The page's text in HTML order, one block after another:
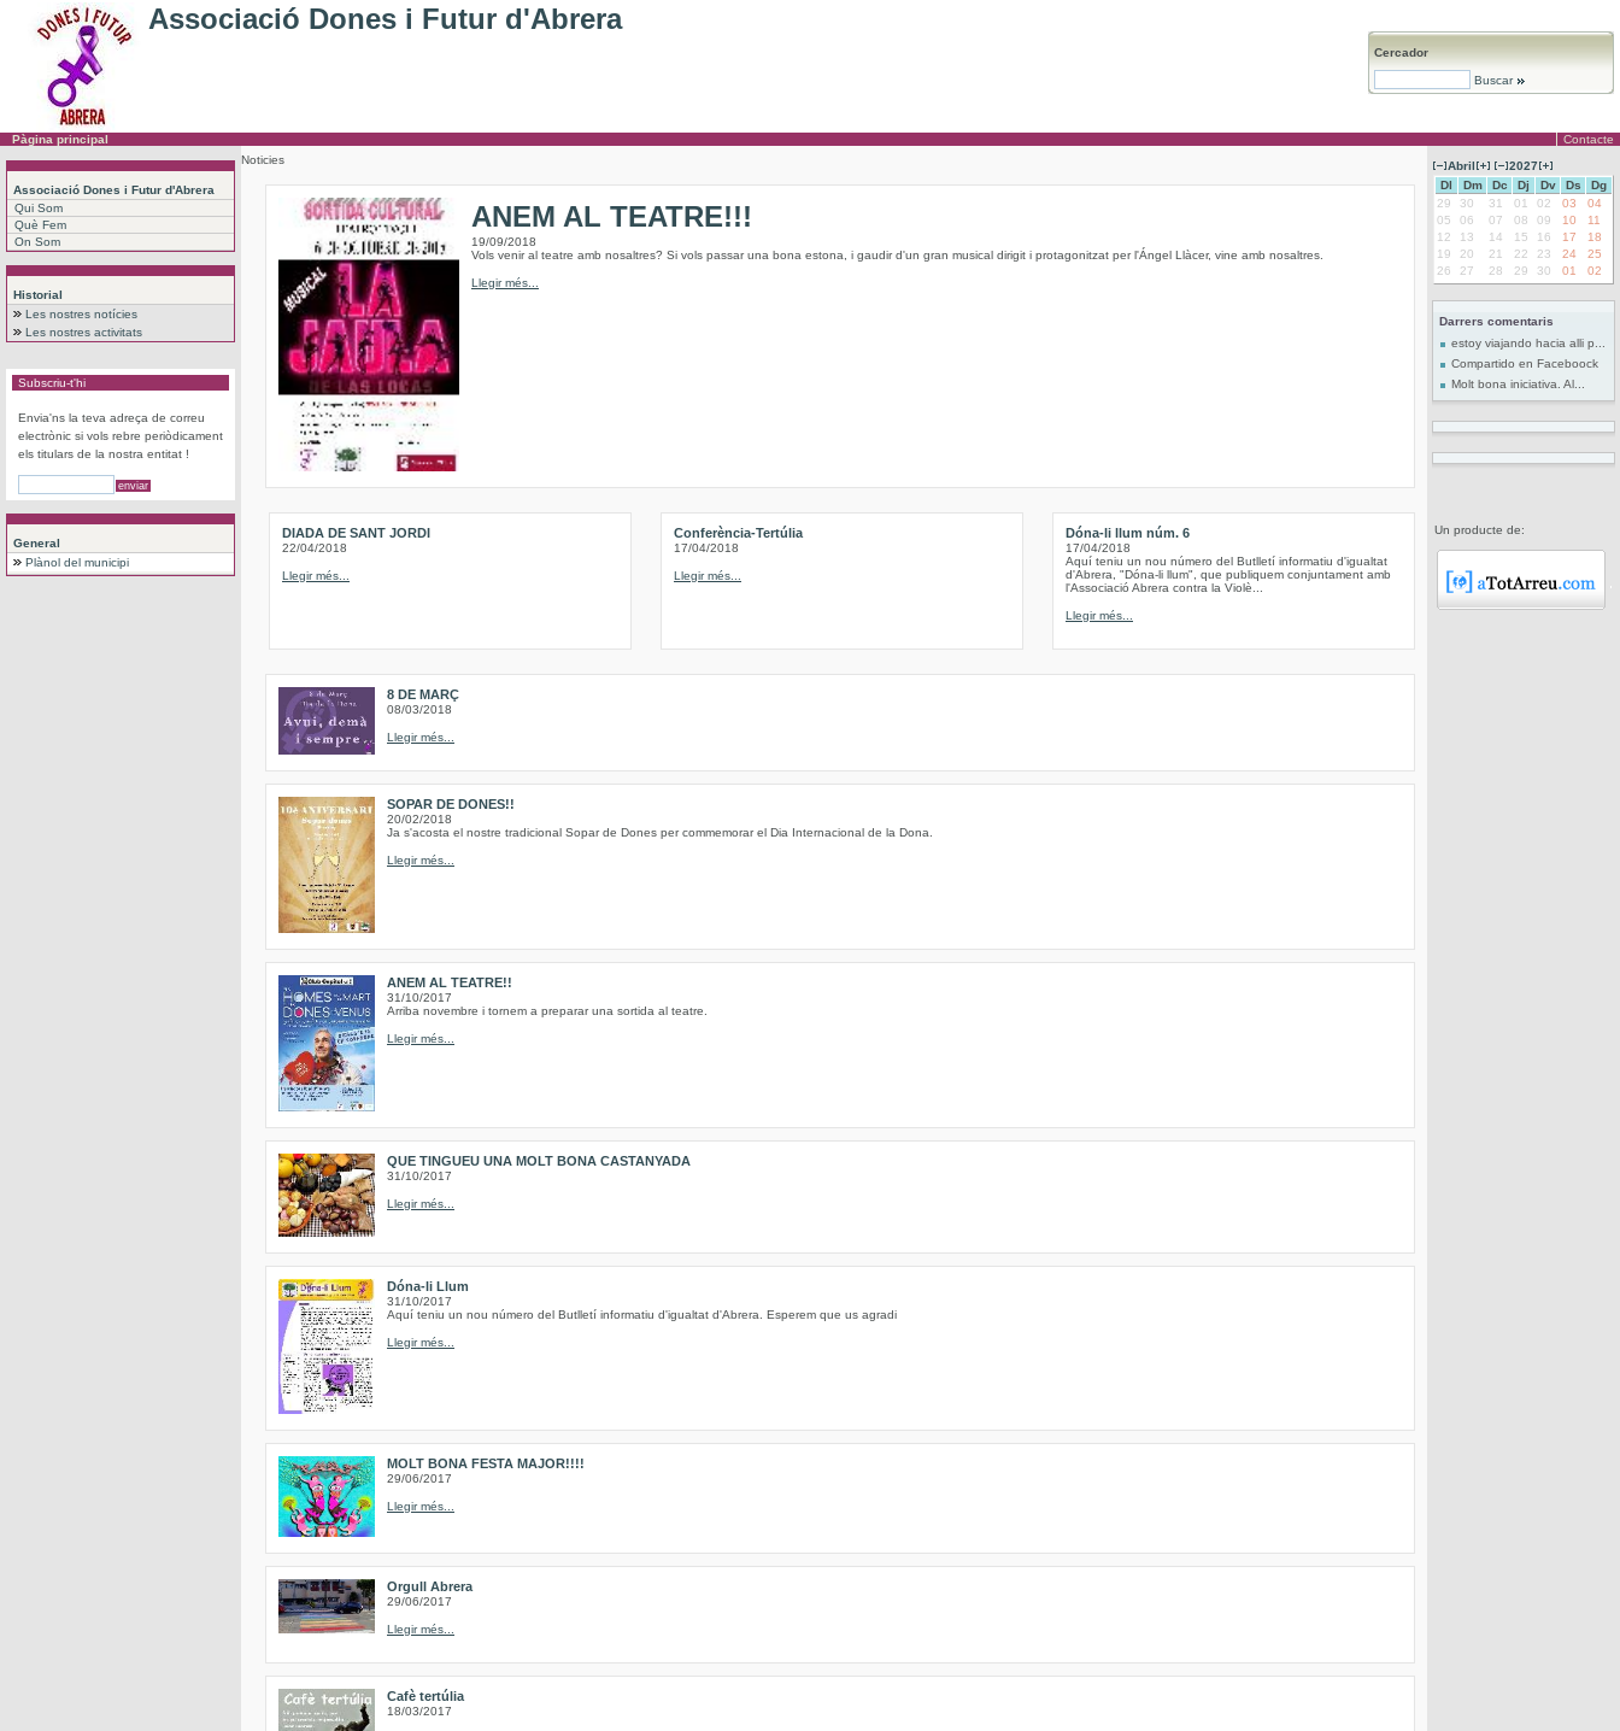
Associació Dones i Futur d'Abrera
Cercador
Buscar
Pàgina principal Contacte
Associació Dones i Futur d'Abrera
Qui Som
Què Fem
On Som
Historial
Les nostres notícies
Les nostres activitats
Subscriu-t'hi
Envia'ns la teva adreça de correu
electrònic si vols rebre periòdicament
els titulars de la nostra entitat !
General
Plànol del municipi
Noticies
ANEM AL TEATRE!!!
19/09/2018
Vols venir al teatre amb nosaltres? Si vols passar una bona estona, i gaudir d'un gran musical dirigit i protagonitzat per l'Ángel Llàcer, vine amb nosaltres.
Llegir més...
DIADA DE SANT JORDI
22/04/2018
Llegir més...
Conferència-Tertúlia
17/04/2018
Llegir més...
Dóna-li llum núm. 6
17/04/2018
Aquí teniu un nou número del Butlletí informatiu d'igualtat
d'Abrera, "Dóna-li llum", que publiquem conjuntament amb
l'Associació Abrera contra la Violè...
Llegir més...
8 DE MARÇ
08/03/2018
Llegir més...
SOPAR DE DONES!!
20/02/2018
Ja s'acosta el nostre tradicional Sopar de Dones per commemorar el Dia Internacional de la Dona.
Llegir més...
ANEM AL TEATRE!!
31/10/2017
Arriba novembre i tornem a preparar una sortida al teatre.
Llegir més...
QUE TINGUEU UNA MOLT BONA CASTANYADA
31/10/2017
Llegir més...
Dóna-li Llum
31/10/2017
Aquí teniu un nou número del Butlletí informatiu d'igualtat d'Abrera. Esperem que us agradi
Llegir més...
MOLT BONA FESTA MAJOR!!!!
29/06/2017
Llegir més...
Orgull Abrera
29/06/2017
Llegir més...
Cafè tertúlia
18/03/2017
Abril
2027
Dl
Dm Dc Dj Dv Ds
Dg
29
30 31 01 02 03
04
05
06 07 08 09 10
11
12
13 14 15 16 17
18
19
20 21 22 23 24
25
26
27 28 29 30 01 02
Darrers comentaris
estoy viajando hacia alli p...
Compartido en Faceboock
Molt bona iniciativa. Al...
Un producte de: